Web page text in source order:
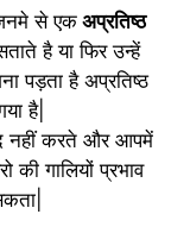
से एक अप्रतिष्ठ
है या फिर उन्हें
पड़ता है अप्रतिष्ठ
है|
नहीं करते और आपमें
गालियों प्रभाव